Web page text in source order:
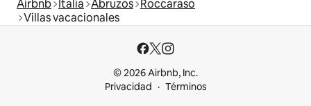
Airbnb Italia Abruzos Roccaraso
Villas vacacionales
© 2026 Airbnb, Inc.
Privacidad
Términos